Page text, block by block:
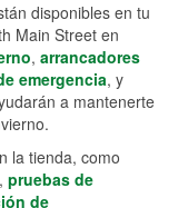
disponibles en tu
Main Street en
, arrancadores
emergencia, y
a mantenerte
la tienda, como
, pruebas de
de